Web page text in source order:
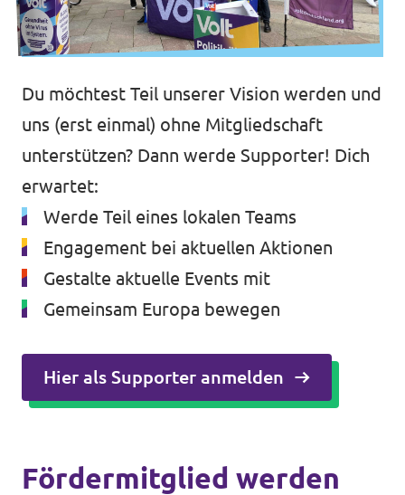
Du möchtest Teil unserer Vision werden und
uns (erst einmal) ohne Mitgliedschaft
unterstützen? Dann werde Supporter! Dich
erwartet:
Werde Teil eines lokalen Teams
Engagement bei aktuellen Aktionen
Gestalte aktuelle Events mit
Gemeinsam Europa bewegen
Hier als Supporter anmelden
Fördermitglied werden